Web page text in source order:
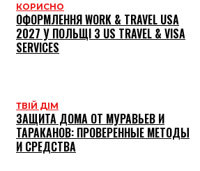
КОРИСНО
ОФОРМЛЕННЯ WORK & TRAVEL USA
2027 У ПОЛЬЩІ З US TRAVEL & VISA
SERVICES
ТВІЙ ДІМ
ЗАЩИТА ДОМА ОТ МУРАВЬЕВ И
ТАРАКАНОВ: ПРОВЕРЕННЫЕ МЕТОДЫ
И СРЕДСТВА